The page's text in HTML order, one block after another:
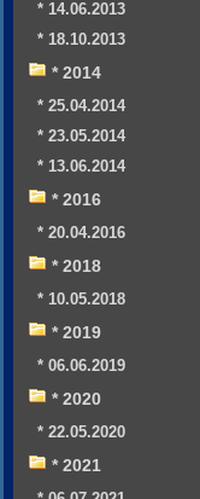
* 14.06.2013
* 18.10.2013
* 2014
* 25.04.2014
* 23.05.2014
* 13.06.2014
* 2016
* 20.04.2016
* 2018
* 10.05.2018
* 2019
* 06.06.2019
* 2020
* 22.05.2020
* 2021